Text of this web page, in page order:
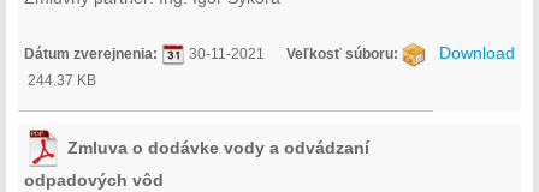
Dátum zverejnenia: 30-11-2021 Veľkosť súboru:
244.37 KB
Download
Zmluva o dodávke vody a odvádzaní
odpadových vôd